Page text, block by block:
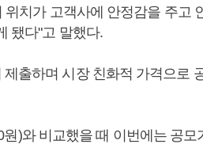
치가 고객사에 안정감을 주고
됐다"고 말했다.
출하며 시장 친화적 가격으로
)와 비교했을 때 이번에는 공모